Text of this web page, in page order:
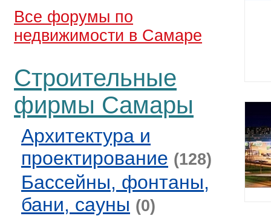
Все форумы по
недвижимости в Самаре
Строительные
фирмы Самары
Архитектура и
проектирование (128)
Бассейны, фонтаны,
бани, сауны (0)